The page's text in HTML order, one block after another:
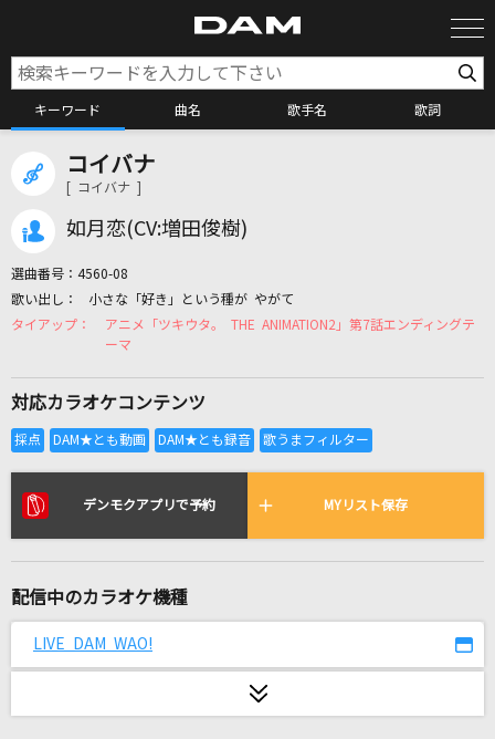
キーワード 曲名 歌手名 歌詞
カラオケ店舗検索
カラオケリクエスト
全国りれき
リアルタイムで歌われている曲の一覧
星空のSpica
[生音]恋人ごっこ
[生音]366日
コイバナ
[ コイバナ ]
如月恋(CV:増田俊樹)
選曲番号： 4560-08
小さな「好き」という種が やがて
アニメ「ツキウタ。 THE ANIMATION2」第7話エンディングテ
ーマ
対応カラオケコンテンツ
デンモクアプリで予約 MYリスト保存
配信中のカラオケ機種
LIVE DAM WAO!